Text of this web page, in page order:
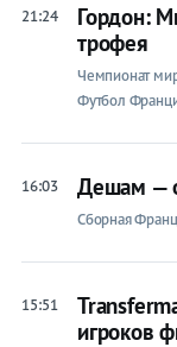
21:24
Гордон:
трофея
Чемпионат
Футбол
16:03 Дешам —
Сборная
15:51
игроков